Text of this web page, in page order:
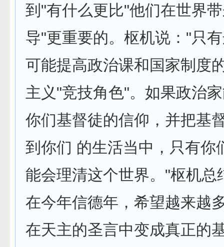
到"有什么更比"他们在世界
导"更重要的。枢机说："只
可能提高政治课和国家制度
主义"竞技角色"。如果政治
你们基督徒的信仰，并把基
到你们 的生活当中，只有你
能会理清这个世界。"枢机总
在今年信德年，希望越来越
在天主的圣言中变成真正的